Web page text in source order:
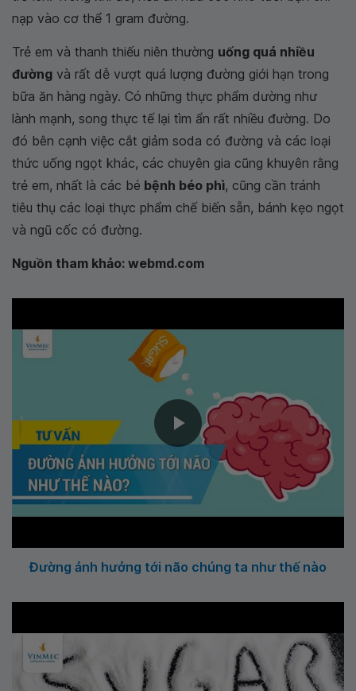
nạp vào cơ thể 1 gram đường.
Trẻ em và thanh thiếu niên thường uống quá nhiều
đường và rất dễ vượt quá lượng đường giới hạn trong
bữa ăn hàng ngày. Có những thực phẩm dường như
lành mạnh, song thực tế lại tìm ẩn rất nhiều đường. Do
đó bên cạnh việc cắt giảm soda có đường và các loại
thức uống ngọt khác, các chuyên gia cũng khuyên rằng
trẻ em, nhất là các bé bệnh béo phì, cũng cần tránh
tiêu thụ các loại thực phẩm chế biến sẵn, bánh kẹo ngọt
và ngũ cốc có đường.
Nguồn tham khảo: webmd.com
Đường ảnh hưởng tới não chúng ta như thế nào